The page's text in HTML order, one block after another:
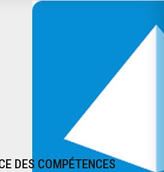
DES COMPÉTENCES